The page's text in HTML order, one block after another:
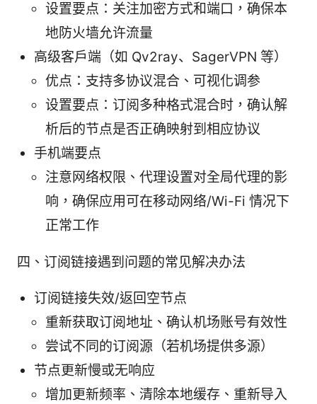
设置要点：关注加密方式和端口，确保本
地防火墙允许流量
高级客户端（如 Qv2ray、SagerVPN 等）
优点：支持多协议混合、可视化调参
设置要点：订阅多种格式混合时，确认解
析后的节点是否正确映射到相应协议
手机端要点
注意网络权限、代理设置对全局代理的影
响，确保应用可在移动网络/Wi-Fi 情况下
正常工作
四、订阅链接遇到问题的常见解决办法
订阅链接失效/返回空节点
重新获取订阅地址、确认机场账号有效性
尝试不同的订阅源（若机场提供多源）
节点更新慢或无响应
增加更新频率、清除本地缓存、重新导入